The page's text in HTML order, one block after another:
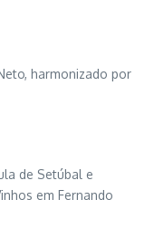
harmonizado por
de Setúbal e
em Fernando